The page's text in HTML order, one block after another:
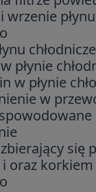
wrzenie płynu
płynie
w płynie
w
się
oraz korkiem